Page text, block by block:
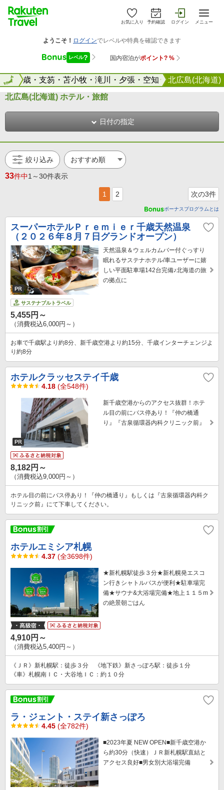
お気に入り 予約確認 ログイン メニュー
千歳・支笏・苫小牧・滝川・夕張・空知 北広島(北海道)
全国
北広島(北海道) ホテル・旅館
日付の指定
絞り込み
33件中1～30件表示
1 2 次の3件
ボーナスプログラムとは
スーパーホテルＰｒｅｍｉｅｒ千歳天然温泉
（２０２６年８月７日グランドオープン）
天然温泉＆ウェルカムバー付ぐっすり
眠れるサステナホテル/車ユーザーに嬉
しい平面駐車場142台完備♪北海道の旅
の拠点に
サステナブルトラベル
5,455円～
（消費税込6,000円～）
お車で千歳駅より約8分、新千歳空港より約15分、千歳インターチェンジよ
り約8分
ホテルクラッセステイ千歳
4.18 (全548件)
新千歳空港からのアクセス抜群！ホテ
ル目の前にバス停あり！『仲の橋通
り』『古泉循環器内科クリニック前』
8,182円～
（消費税込9,000円～）
ホテル目の前にバス停あり！『仲の橋通り』もしくは『古泉循環器内科ク
リニック前』にて下車してください。
ホテルエミシア札幌
4.37 (全3698件)
★新札幌駅徒歩３分★新札幌発エスコ
ン行きシャトルバスが便利★駐車場完
備★サウナ&大浴場完備★地上１１５m
の絶景朝ごはん
4,910円～
（消費税込5,400円～）
《ＪＲ》新札幌駅：徒歩３分 《地下鉄》新さっぽろ駅：徒歩１分
《車》札幌南ＩＣ・大谷地ＩＣ：約１０分
ラ・ジェント・ステイ新さっぽろ
4.45 (全782件)
■2023年夏 NEW OPEN■新千歳空港か
ら約30分（快速）ＪＲ新札幌駅直結と
アクセス良好■男女別大浴場完備